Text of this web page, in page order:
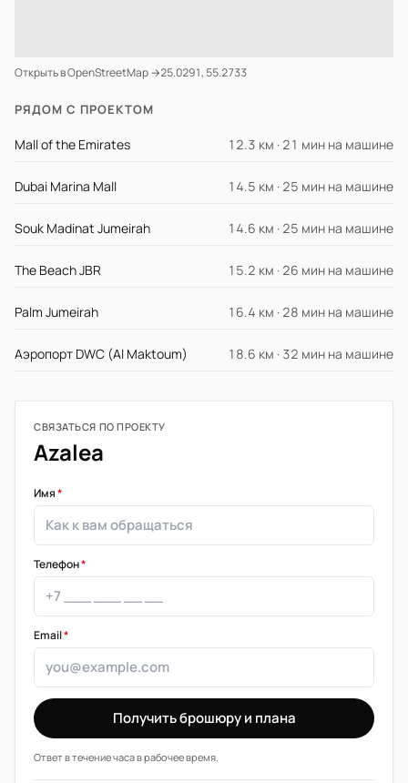
Открыть в OpenStreetMap →25.0291, 55.2733
РЯДОМ С ПРОЕКТОМ
Mall of the Emirates 12.3 км · 21 мин на машине
Dubai Marina Mall 14.5 км · 25 мин на машине
Souk Madinat Jumeirah 14.6 км · 25 мин на машине
The Beach JBR 15.2 км · 26 мин на машине
Palm Jumeirah 16.4 км · 28 мин на машине
Аэропорт DWC (Al Maktoum) 18.6 км · 32 мин на машине
СВЯЗАТЬСЯ ПО ПРОЕКТУ
Azalea
Имя*
Телефон*
Email*
Получить брошюру и плана
Ответ в течение часа в рабочее время.